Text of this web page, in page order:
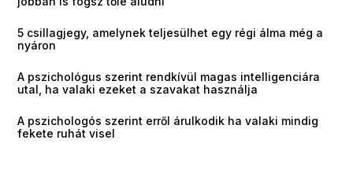
5 csillagjegy, amelynek teljesülhet egy régi álma még a
nyáron
A pszichológus szerint rendkívül magas intelligenciára
utal, ha valaki ezeket a szavakat használja
A pszichologós szerint erről árulkodik ha valaki mindig
fekete ruhát visel